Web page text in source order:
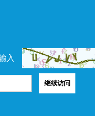
入
继续访问